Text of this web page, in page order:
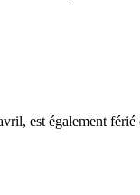
est également